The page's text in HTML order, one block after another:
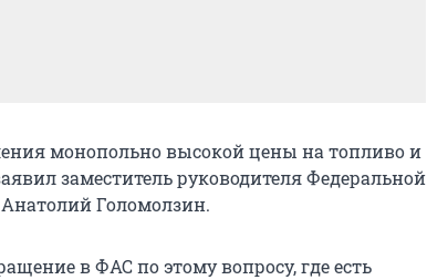
монопольно высокой цены на топливо и
заместитель руководителя Федеральной
Голомолзин.
в ФАС по этому вопросу, где есть